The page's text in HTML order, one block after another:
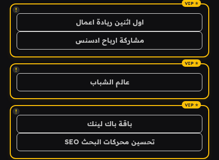
!
اول اثنين ريادة اعمال
مشاركة ارباح ادسنس
!
عالم الشباب
!
باقة باك لينك
تحسين محركات البحث SEO